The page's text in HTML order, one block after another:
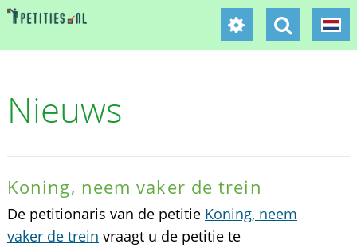
Nieuws
Koning, neem vaker de trein
De petitionaris van de petitie Koning, neem
vaker de trein vraagt u de petitie te